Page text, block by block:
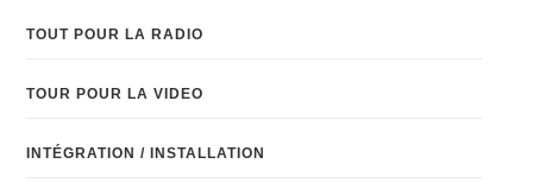
TOUT POUR LA RADIO
TOUR POUR LA VIDEO
INTÉGRATION / INSTALLATION